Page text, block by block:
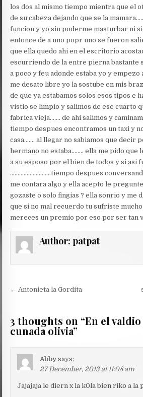
los dos al mismo tiempo mientra que el
de su cabeza dejando que se la
funcion y yo sin poderme masturbar ni
entonce de a uno popr uno se fueron
que ella quedo ahi en el escritorio
escurriendo de la entre pierna bastante
a poco y feu adonde estaba yo y
me desato libre yo la sostube en mis
de que ya estabamos solos esos tipos e
vistio se limpio y salimos de ese cuarto
fabrica vieja……. de ahi salimos y
tiempo despues encontramos un taxi y
casa……. al llegar no sabiamos que decir
hermano no estaba…….. ella me pido que
a su esposo por el bien de todos y si asi
………………………tiempo despues
me contara algo y ella acepto le
gozaste o solo fingias ? ella sonrio y me
que si no mal recuerdo tu sufriste
mereces un premio por eso por ser tan
Author: patpat
Post
← Antonieta la Gordita
3 thoughts on “En el
cunada olivia”
Abby says:
27 December, 2013 at 11:08 am
Jajajaja le diern x la k0la bien riko a la